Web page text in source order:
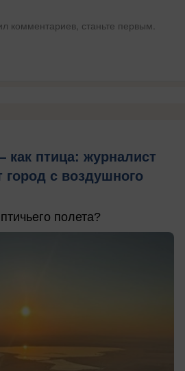
комментариев, станьте первым.
птица: журналист
город с воздушного
полета?